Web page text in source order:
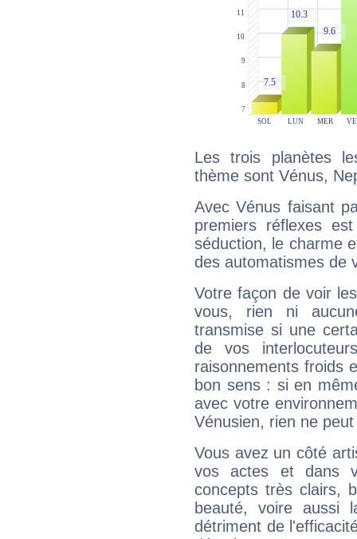
Les trois planètes
thème sont Vénus,
Avec Vénus faisant
premiers réflexes
séduction, le charme
des automatismes de
Votre façon de voir
vous, rien ni
transmise si une
de vos
raisonnements froids
bon sens : si en
avec votre
Vénusien, rien ne
Vous avez un côté
vos actes et dans
concepts très clairs,
beauté, voire aussi
détriment de